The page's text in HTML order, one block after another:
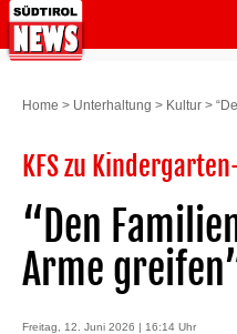
Home > Unterhaltung > Kultur >
KFS zu
“Den
Arme
Freitag, 12. Juni 2026 | 16:14 Uhr